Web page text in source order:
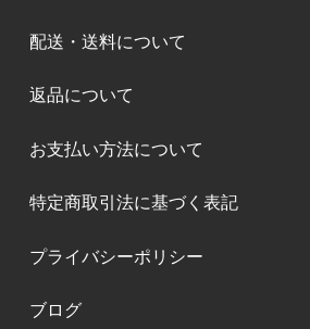
配送・送料について
返品について
お支払い方法について
特定商取引法に基づく表記
プライバシーポリシー
ブログ